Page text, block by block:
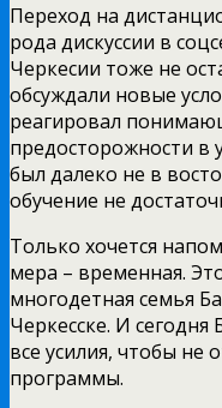
Переход на
рода дискуссии в
Черкесии тоже не
обсуждали новые
реагировал
предосторожности в
был далеко не в
обучение не
Только хочется
мера – временная.
многодетная семья
Черкесске. И
все усилия, чтобы не
программы.